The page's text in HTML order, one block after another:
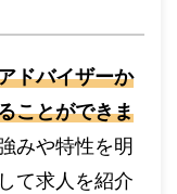
ドバイザーか
ことができま
みや特性を明
て求人を紹介